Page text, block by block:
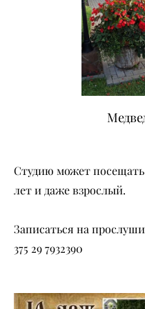
Студию может
лет и даже взрослый.
Записаться на
375 29 7932390